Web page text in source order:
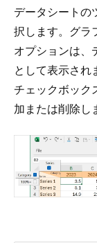
データシートの
択します。グラ
オプションは、
として表示され
チェックボック
加または削除し